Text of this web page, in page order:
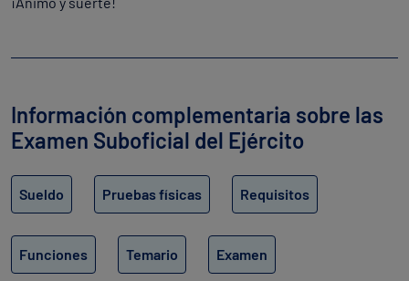
Información complementaria sobre las
Examen Suboficial del Ejército
Sueldo Pruebas físicas Requisitos
Funciones Temario Examen